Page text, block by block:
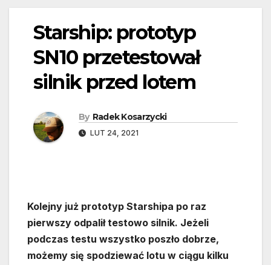
Starship: prototyp
SN10 przetestował
silnik przed lotem
By Radek Kosarzycki
LUT 24, 2021
Kolejny już prototyp Starshipa po raz
pierwszy odpalił testowo silnik. Jeżeli
podczas testu wszystko poszło dobrze,
możemy się spodziewać lotu w ciągu kilku